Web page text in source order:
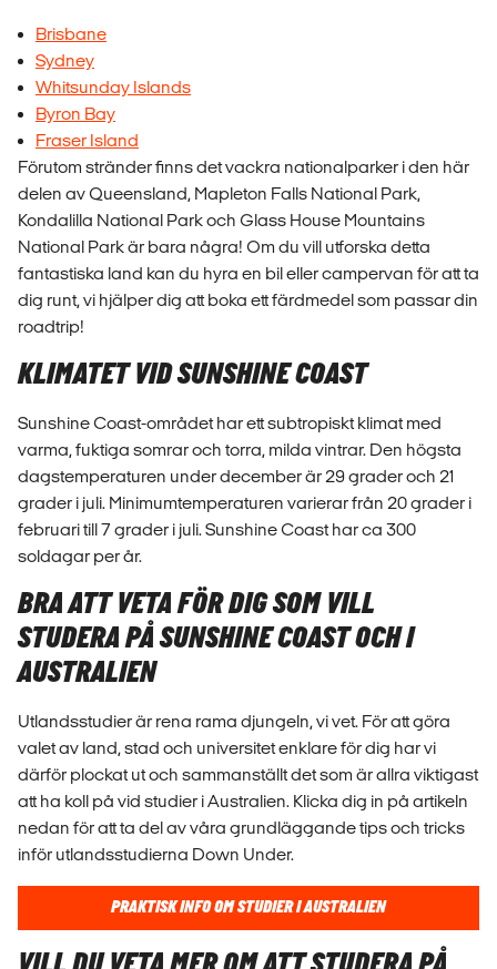
Brisbane
Sydney
Whitsunday Islands
Byron Bay
Fraser Island
Förutom stränder finns det vackra nationalparker i den här
delen av Queensland, Mapleton Falls National Park,
Kondalilla National Park och Glass House Mountains
National Park är bara några! Om du vill utforska detta
fantastiska land kan du hyra en bil eller campervan för att ta
dig runt, vi hjälper dig att boka ett färdmedel som passar din
roadtrip!
KLIMATET VID SUNSHINE COAST
Sunshine Coast-området har ett subtropiskt klimat med
varma, fuktiga somrar och torra, milda vintrar. Den högsta
dagstemperaturen under december är 29 grader och 21
grader i juli. Minimumtemperaturen varierar från 20 grader i
februari till 7 grader i juli. Sunshine Coast har ca 300
soldagar per år.
BRA ATT VETA FÖR DIG SOM VILL
STUDERA PÅ SUNSHINE COAST OCH I
AUSTRALIEN
Utlandsstudier är rena rama djungeln, vi vet. För att göra
valet av land, stad och universitet enklare för dig har vi
därför plockat ut och sammanställt det som är allra viktigast
att ha koll på vid studier i Australien. Klicka dig in på artikeln
nedan för att ta del av våra grundläggande tips och tricks
inför utlandsstudierna Down Under.
PRAKTISK INFO OM STUDIER I AUSTRALIEN